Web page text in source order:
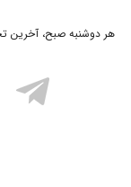
هر دوشنبه صبح، آخرین